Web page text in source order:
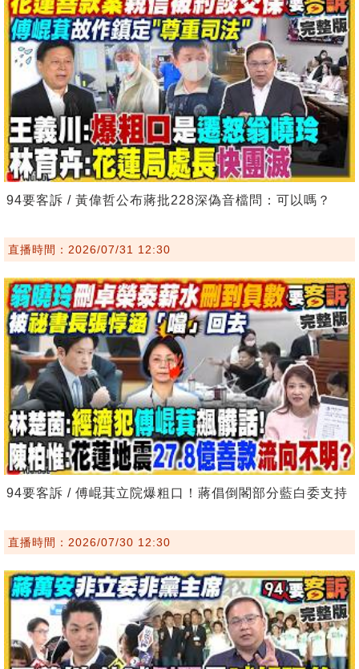
94要客訴 / 黃偉哲公布蔣批228深偽音檔問：可以嗎？
直播時間：2026/07/31 12:30
94要客訴 / 傅崐萁立院爆粗口！蔣倡倒閣部分藍白委支持
直播時間：2026/07/30 12:30